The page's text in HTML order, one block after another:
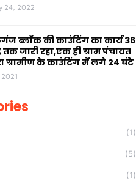
24, 2022
ब्लॉक की काउंटिंग का कार्य 36
तक जारी रहा,एक ही ग्राम पंचायत
ग्रामीण के काउंटिंग में लगे 24 घंटे
(1)
(5)
(1)